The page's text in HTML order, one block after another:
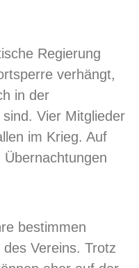
Regierung
verhängt,
in der
Vier Mitglieder
im Krieg. Auf
bestimmen
Vereins. Trotz